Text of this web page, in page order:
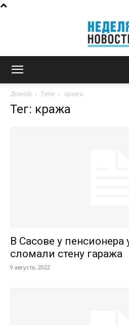
Домой Теги кража
Тег: кража
В Сасове у
сломали стену гаража
9 августа, 2022